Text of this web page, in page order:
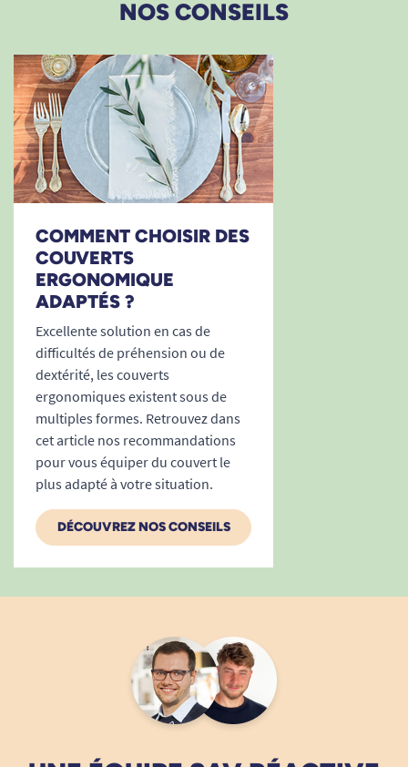
NOS CONSEILS
COMMENT CHOISIR DES
COUVERTS
ERGONOMIQUE
ADAPTÉS ?
Excellente solution en cas de
difficultés de préhension ou de
dextérité, les couverts
ergonomiques existent sous de
multiples formes. Retrouvez dans
cet article nos recommandations
pour vous équiper du couvert le
plus adapté à votre situation.
DÉCOUVREZ NOS CONSEILS